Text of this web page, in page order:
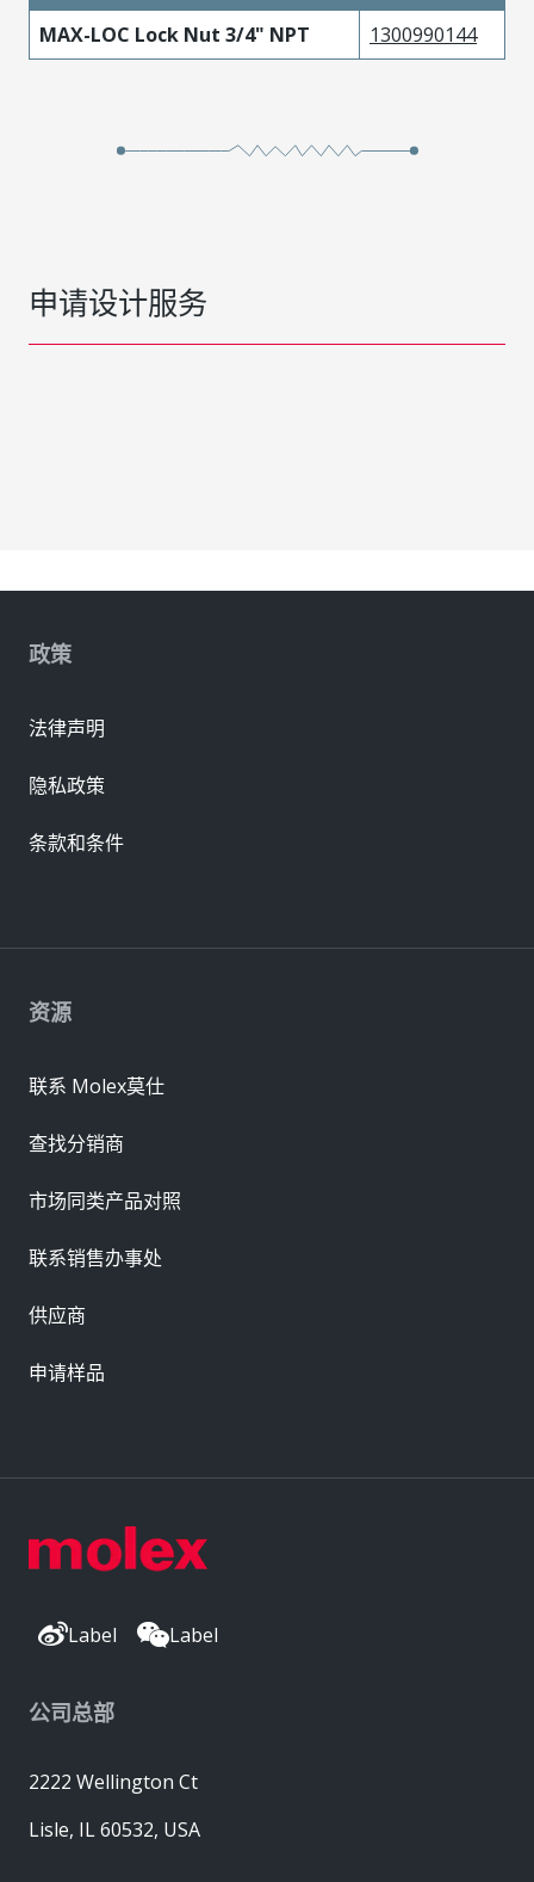
MAX-LOC Lock Nut 3/4" NPT
1300990144
申请设计服务
Label Label
公司总部
2222 Wellington Ct
Lisle, IL 60532, USA
资源
联系 Molex莫仕
查找分销商
市场同类产品对照
联系销售办事处
供应商
申请样品
政策
法律声明
隐私政策
条款和条件